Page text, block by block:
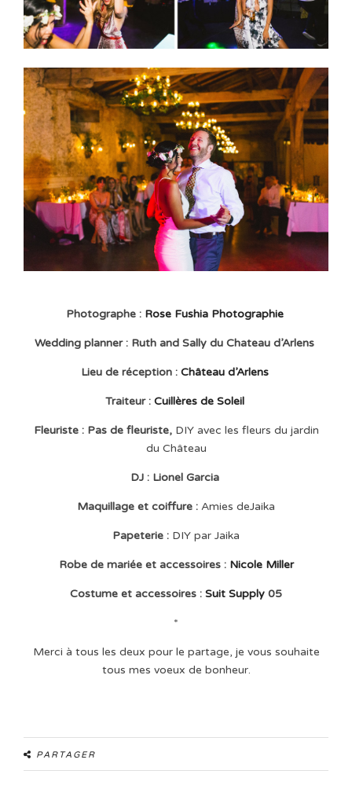
Photographe : Rose Fushia Photographie
Wedding planner : Ruth and Sally du Chateau d’Arlens
Lieu de réception : Château d’Arlens
Traiteur : Cuillères de Soleil
Fleuriste : Pas de fleuriste, DIY avec les fleurs du jardin
du Château
DJ : Lionel Garcia
Maquillage et coiffure : Amies deJaika
Papeterie : DIY par Jaika
Robe de mariée et accessoires : Nicole Miller
Costume et accessoires : Suit Supply 05
*
Merci à tous les deux pour le partage, je vous souhaite
tous mes voeux de bonheur.
PARTAGER